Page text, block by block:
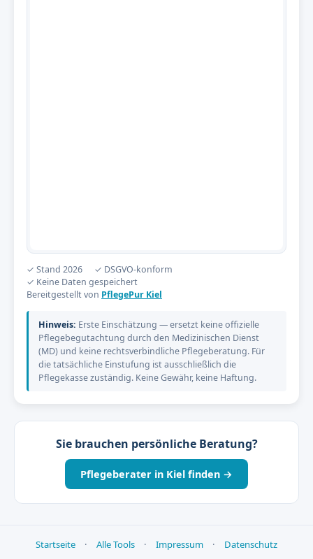
✓ Stand 2026
✓ DSGVO-konform
✓ Keine Daten gespeichert
Bereitgestellt von PflegePur Kiel
Hinweis: Erste Einschätzung — ersetzt keine offizielle
Pflegebegutachtung durch den Medizinischen Dienst
(MD) und keine rechtsverbindliche Pflegeberatung. Für
die tatsächliche Einstufung ist ausschließlich die
Pflegekasse zuständig. Keine Gewähr, keine Haftung.
Sie brauchen persönliche Beratung?
Pflegeberater in Kiel finden →
Startseite · Alle Tools · Impressum · Datenschutz